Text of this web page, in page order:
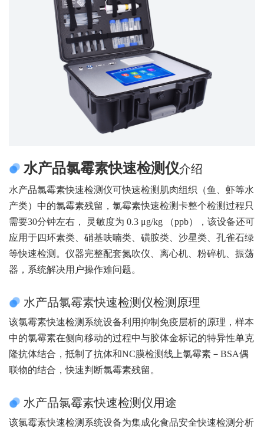
水产品氯霉素快速检测仪介绍
水产品氯霉素快速检测仪可快速检测肌肉组织（鱼、虾等水
产类）中的氯霉素残留，氯霉素快速检测卡整个检测过程只
需要30分钟左右， 灵敏度为 0.3 μg/kg （ppb），该设备还可
应用于四环素类、硝基呋喃类、磺胺类、沙星类、孔雀石绿
等快速检测。仪器完整配套氮吹仪、离心机、粉碎机、振荡
器，系统解决用户操作难问题。
水产品氯霉素快速检测仪检测原理
该氯霉素快速检测系统设备利用抑制免疫层析的原理，样本
中的氯霉素在侧向移动的过程中与胶体金标记的特异性单克
隆抗体结合，抵制了抗体和NC膜检测线上氯霉素－BSA偶
联物的结合，快速判断氯霉素残留。
水产品氯霉素快速检测仪用途
该氯霉素快速检测系统设备为集成化食品安全快速检测分析